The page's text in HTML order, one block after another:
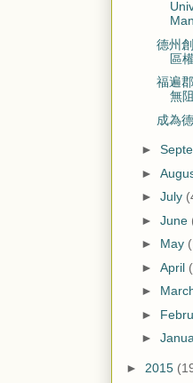
德州
區
福遍
無阻
成為
►
►
► July
► June
► May
► April
►
►
►
► 2015